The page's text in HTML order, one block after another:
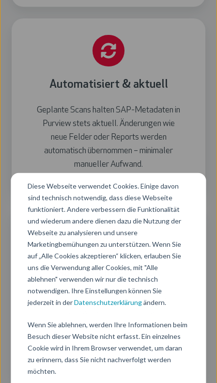
Diese Webseite verwendet Cookies. Einige davon
sind technisch notwendig, dass diese Webseite
funktioniert. Andere verbessern die Funktionalität
und wiederum andere dienen dazu die Nutzung der
Webseite zu analysieren und unsere
Marketingbemühungen zu unterstützen. Wenn Sie
auf „Alle Cookies akzeptieren“ klicken, erlauben Sie
uns die Verwendung aller Cookies, mit "Alle
ablehnen" verwenden wir nur die technisch
notwendigen. Ihre Einstellungen können Sie
jederzeit in derDatenschutzerklärungändern.
Wenn Sie ablehnen, werden Ihre Informationen beim
Besuch dieser Website nicht erfasst. Ein einzelnes
Cookie wird in Ihrem Browser verwendet, um daran
zu erinnern, dass Sie nicht nachverfolgt werden
möchten.
Automatisiert & aktuell
Geplante Scans halten SAP-Metadaten in
Purview stets aktuell. Änderungen wie
neue Felder oder Reports werden
automatisch übernommen – minimaler
manueller Aufwand.
Nahtlose Integration
Als selbstgehosteter Connector direkt in
sich nahtlos in Purview und liefert SAP-
Metadaten in gängigen
Standardformaten.